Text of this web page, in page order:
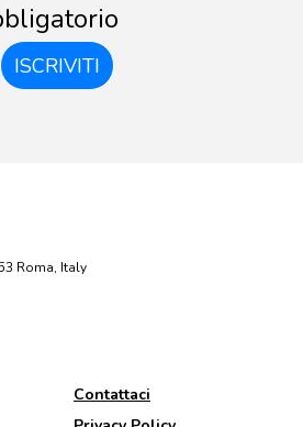
ISCRIVITI
Roma, Italy
Contattaci